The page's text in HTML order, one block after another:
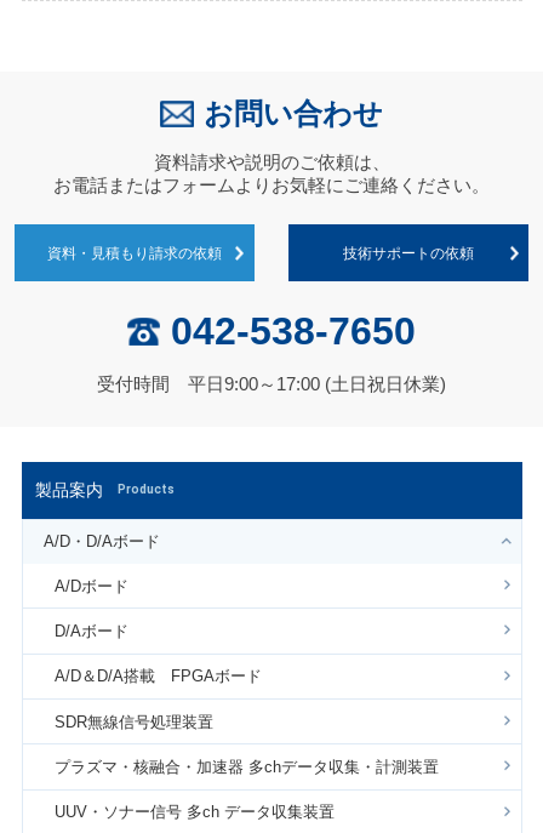
製品案内 Products
A/D・D/Aボード
A/Dボード
D/Aボード
A/D＆D/A搭載 FPGAボード
SDR無線信号処理装置
プラズマ・核融合・加速器 多chデータ収集・計測装置
UUV・ソナー信号 多ch データ収集装置
お問い合わせ
資料請求や説明のご依頼は、
お電話またはフォームよりお気軽にご連絡ください。
資料・見積もり請求の依頼 技術サポートの依頼
042-538-7650
受付時間 平日9:00～17:00 (土日祝日休業)